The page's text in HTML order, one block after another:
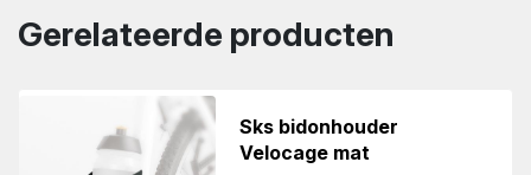
Gerelateerde producten
Sks bidonhouder
Velocage mat